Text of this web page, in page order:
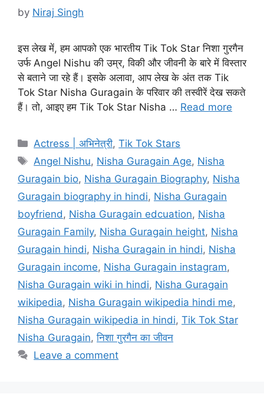
by Niraj Singh
इस लेख में, हम आपको एक भारतीय Tik Tok Star निशा गुरगैन
उर्फ Angel Nishu की उम्र, विकी और जीवनी के बारे में विस्तार
से बताने जा रहे हैं। इसके अलावा, आप लेख के अंत तक Tik
Tok Star Nisha Guragain के परिवार की तस्वीरें देख सकते
हैं। तो, आइए हम Tik Tok Star Nisha … Read more
Categories
Actress | अभिनेत्री,Tik Tok Stars
Tags
Angel Nishu, Nisha Guragain Age, Nisha
Guragain bio, Nisha Guragain Biography, Nisha
Guragain biography in hindi, Nisha Guragain
boyfriend, Nisha Guragain edcuation, Nisha
Guragain Family, Nisha Guragain height, Nisha
Guragain hindi, Nisha Guragain in hindi, Nisha
Guragain income, Nisha Guragain instagram,
Nisha Guragain wiki in hindi, Nisha Guragain
wikipedia, Nisha Guragain wikipedia hindi me,
Nisha Guragain wikipedia in hindi, Tik Tok Star
Nisha Guragain,निशा गुरगैन का जीवन
Leave a comment